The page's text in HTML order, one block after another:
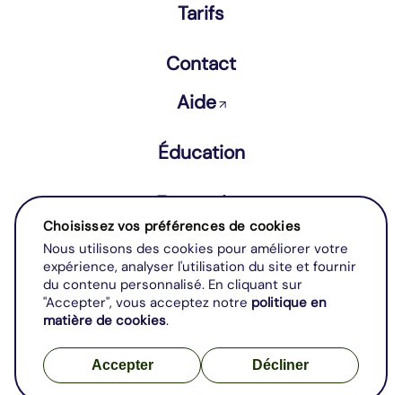
Choisissez vos préférences de cookies
Nous utilisons des cookies pour améliorer votre
expérience, analyser l'utilisation du site et fournir
du contenu personnalisé. En cliquant sur
"Accepter", vous acceptez notre politique en
matière de cookies.
Accepter Décliner
Tarifs
Contact
Aide↗
Éducation
Entreprise
Conditions Générales d'Utilisation
Mentions légales